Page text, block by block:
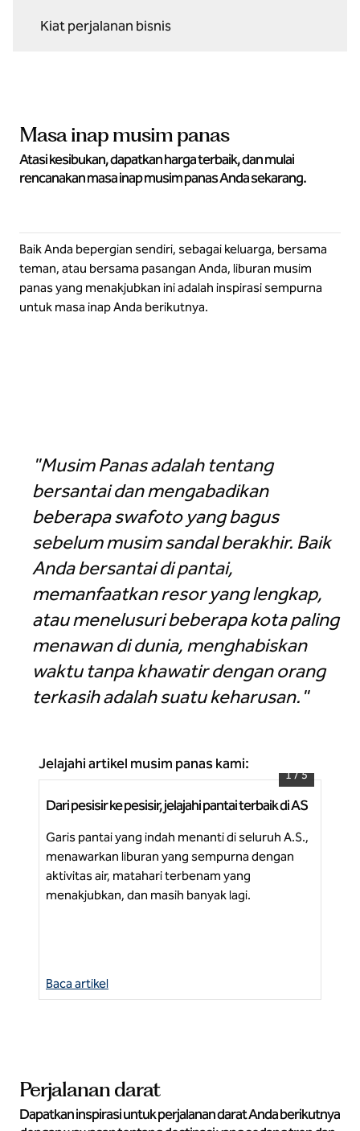
Kiat perjalanan bisnis
Masa inap musim panas
Atasi kesibukan, dapatkan harga terbaik, dan mulai
rencanakan masa inap musim panas Anda sekarang.
Baik Anda bepergian sendiri, sebagai keluarga, bersama
teman, atau bersama pasangan Anda, liburan musim
panas yang menakjubkan ini adalah inspirasi sempurna
untuk masa inap Anda berikutnya.
"Musim Panas adalah tentang
bersantai dan mengabadikan
beberapa swafoto yang bagus
sebelum musim sandal berakhir. Baik
Anda bersantai di pantai,
memanfaatkan resor yang lengkap,
atau menelusuri beberapa kota paling
menawan di dunia, menghabiskan
waktu tanpa khawatir dengan orang
terkasih adalah suatu keharusan."
Jelajahi artikel musim panas kami:
Dari pesisir ke pesisir, jelajahi pantai terbaik di AS
Pantai Clearwater Hiatus, Curio Collection by
1/5
Garis pantai yang indah menanti di seluruh A.S.,
menawarkan liburan yang sempurna dengan
aktivitas air, matahari terbenam yang
menakjubkan, dan masih banyak lagi.
Baca artikel
Perjalanan darat
Dapatkan inspirasi untuk perjalanan darat Anda berikutnya